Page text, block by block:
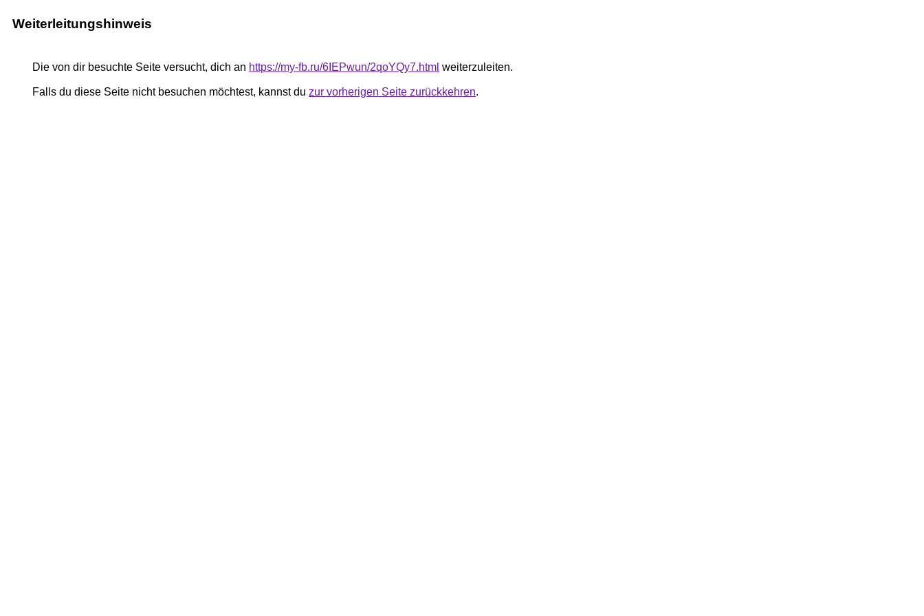
Weiterleitungshinweis
Die von dir besuchte Seite versucht, dich an https://my-fb.ru/6IEPwun/2qoYQy7.html weiterzuleiten.
Falls du diese Seite nicht besuchen möchtest, kannst du zur vorherigen Seite zurückkehren.